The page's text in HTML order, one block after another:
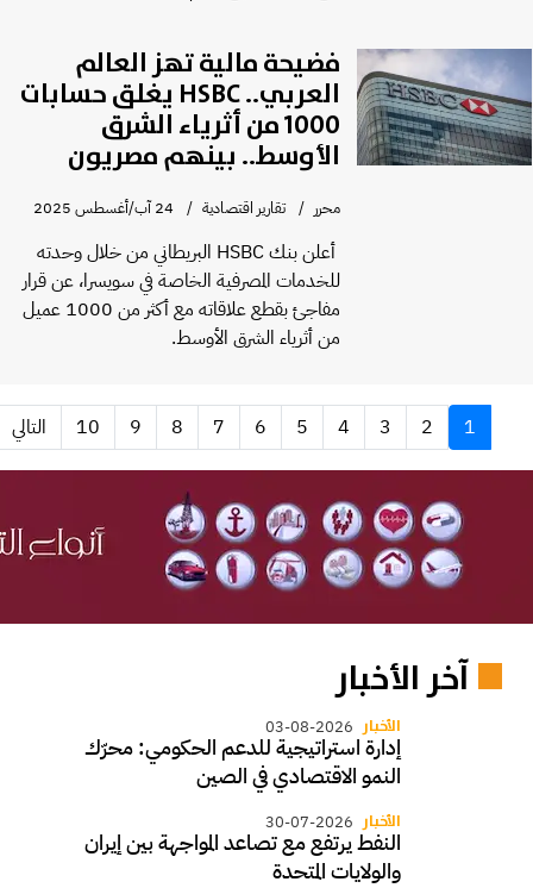
فضيحة مالية تهز العالم
العربي.. HSBC يغلق حسابات
1000 من أثرياء الشرق
الأوسط.. بينهم مصريون
محرر تقارير اقتصادية 24 آب/أغسطس 2025
أعلن بنك HSBC البريطاني من خلال وحدته
للخدمات المصرفية الخاصة في سويسرا، عن قرار
مفاجئ بقطع علاقاته مع أكثر من 1000 عميل
من أثرياء الشرق الأوسط.
1
2
3
4
5
6
7
8
9
10 التالي
آخر الأخبار
الأخبار 03-08-2026
إدارة استراتيجية للدعم الحكومي: محرّك
النمو الاقتصادي في الصين
الأخبار 30-07-2026
النفط يرتفع مع تصاعد المواجهة بين إيران
والولايات المتحدة